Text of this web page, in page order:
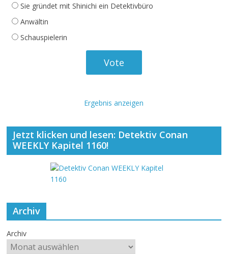
Sie gründet mit Shinichi ein Detektivbüro
Anwältin
Schauspielerin
Ergebnis anzeigen
Jetzt klicken und lesen: Detektiv Conan
WEEKLY Kapitel 1160!
Archiv
Archiv